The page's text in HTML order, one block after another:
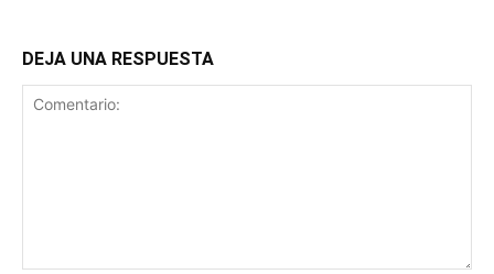
DEJA UNA RESPUESTA